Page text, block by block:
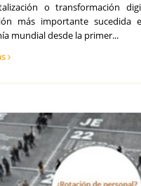
o transformación
más importante sucedida
mundial desde la primer...